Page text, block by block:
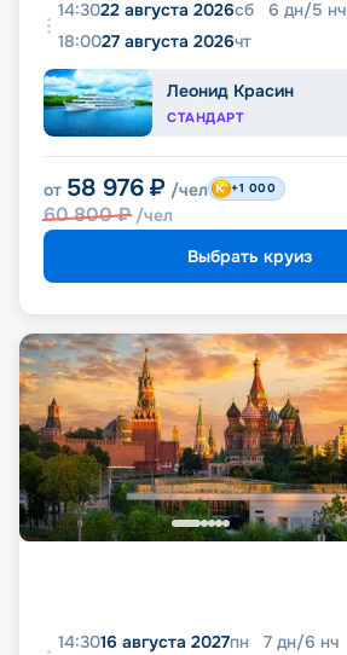
14:3022 августа 2026сб 6 дн/5 нч
18:0027 августа 2026чт
Леонид Красин
СТАНДАРТ
от 58 976 ₽ /чел
60 800₽ /чел
+1 000
Выбрать круиз
14:3016 августа 2027пн 7 дн/6 нч